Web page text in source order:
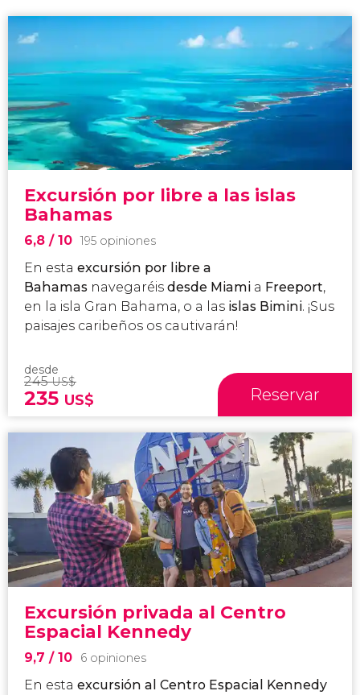
Excursión por libre a las islas
Bahamas
6,8 / 10 195 opiniones
En esta excursión por libre a
Bahamas navegaréis desde Miami a Freeport,
en la isla Gran Bahama, o a las islas Bimini. ¡Sus
paisajes caribeños os cautivarán!
desde
245US$
235 US$ Reservar
Excursión privada al Centro
Espacial Kennedy
9,7 / 10 6 opiniones
En esta excursión al Centro Espacial Kennedy